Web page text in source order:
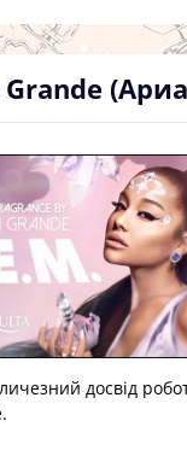
досвід